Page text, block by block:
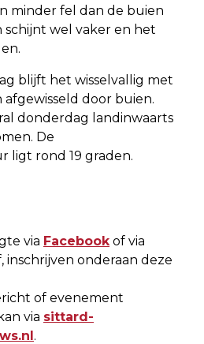
minder fel dan de buien
schijnt wel vaker en het
blijft het wisselvallig met
door buien.
donderdag landinwaarts
De
ligt rond 19 graden.
via Facebook of via
inschrijven onderaan deze
of evenement
via sittard-
.